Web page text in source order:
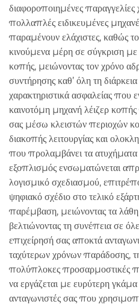
διαφοροποιημένες παραγγελίες
πολλαπλές ειδικευμένες
παραμένουν ελάχιστες, καθώς
κινούμενα μέρη σε σύγκριση
κοπής, μειώνοντας τον χρόνο
συντήρησης καθ’ όλη τη
χαρακτηριστικά ασφαλείας που
καινοτόμη μηχανή λέιζερ κοπής
σας μέσω κλειστών περιοχών
διακοπής λειτουργίας και
που προλαμβάνει τα
εξοπλισμός ενσωματώνεται
λογισμικό σχεδιασμού,
ψηφιακό σχέδιο στο τελικό
παρέμβαση, μειώνοντας τα
βελτιώνοντας τη συνέπεια σε
επιχείρησή σας αποκτά
ταχύτερων χρόνων παράδοσης,
πολύπλοκες προσαρμοστικές
να εργάζεται με ευρύτερη
ανταγωνιστές σας που